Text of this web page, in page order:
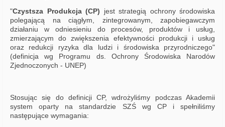
"Czystsza Produkcja (CP) jest strategią ochrony środowiska
polegającą na ciągłym, zintegrowanym, zapobiegawczym
działaniu w odniesieniu do procesów, produktów i usług,
zmierzającym do zwiększenia efektywności produkcji i usług
oraz redukcji ryzyka dla ludzi i środowiska przyrodniczego"
(definicja wg Programu ds. Ochrony Środowiska Narodów
Zjednoczonych - UNEP)
Stosując się do definicji CP, wdrożyliśmy podczas Akademii
system oparty na standardzie SZŚ wg CP i spełniliśmy
następujące wymagania: